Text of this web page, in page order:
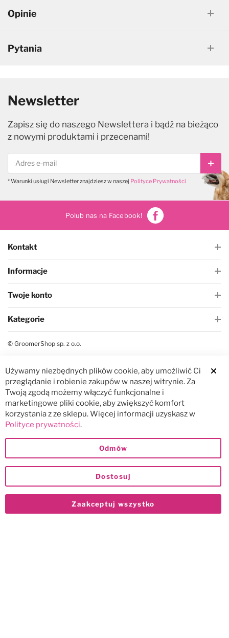
Opinie
Pytania
Newsletter
Zapisz się do naszego Newslettera i bądź na bieżąco
z nowymi produktami i przecenami!
* Warunki usługi Newsletter znajdziesz w naszej Polityce Prywatności
Polub nas na Facebook!
Kontakt
Informacje
Twoje konto
Kategorie
© GroomerShop sp. z o.o.
Używamy niezbędnych plików cookie, aby umożliwić Ci
przeglądanie i robienie zakupów w naszej witrynie. Za
Twoją zgodą możemy włączyć funkcjonalne i
marketingowe pliki cookie, aby zwiększyć komfort
korzystania z ze sklepu. Więcej informacji uzyskasz w
Polityce prywatności.
Zaakceptuj wszystko
Dostosuj
Odmów